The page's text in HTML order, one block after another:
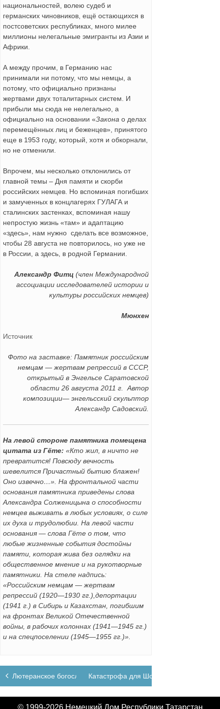
национальностей, волею судеб и
германских чиновников, ещё остающихся в
постсоветских республиках, много милее
миллионы нелегальные эмигранты из Азии и
Африки.
А между прочим, в Германию нас
принимали ни потому, что мы немцы, а
потому, что официально признаны
жертвами двух тоталитарных систем. И
прибыли мы сюда не нелегально, а
официально на основании «Закона о делах
перемещённых лиц и беженцев», принятого
еще в 1953 году, который, хотя и обкорнали,
но не отменили.
Впрочем, мы несколько отклонились от
главной темы – Дня памяти и скорби
российских немцев. Но вспоминая погибших
и замученных в концлагерях ГУЛАГА и
сталинских застенках, вспоминая нашу
непростую жизнь «там» и адаптацию
«здесь», нам нужно сделать все возможное,
чтобы 28 августа не повторилось, но уже не
в России, а здесь, в родной Германии.
Александр Фитц (член Международной
ассоциации исследователей истории и
культуры российских немцев)
Мюнхен
Источник
Фото на заставке: Памятник российским
немцам — жертвам репрессий в СССР,
открытый в Энгельсе Саратовской
области 26 августа 2011 г. Автор
композиции— энгельсский скульптор
Александр Садовский.
На левой стороне памятника помещена
цитата из Гёте: «Кто жил, в ничто не
превратится! Повсюду вечность
шевелится Причастный бытию блажен!
Оно извечно…». На фронтальной части
основания памятника приведены слова
Александра Солженицына о способности
немцев выживать в любых условиях, о силе
их духа и трудолюбии. На левой части
основания — слова Гёте о том, что
любые жизненные события достойны
памяти, которая жива без оглядки на
общественное мнение и на рукотворные
памятники. На стеле надпись:
«Российским немцам — жертвам
репрессий (1920—1930 гг.),депортации
(1941 г.) в Сибирь и Казахстан, погибшим
на фронтах Великой Отечественной
войны, в рабочих колоннах (1941—1945 гг.)
и на спецпоселении (1945—1955 гг.)».
Навигация
по
записям
Лютеранское богослужение 25.08.2024
Катастрофа для Шольца